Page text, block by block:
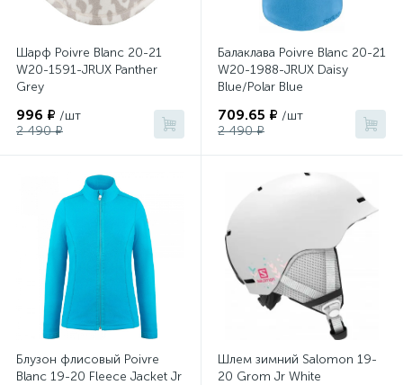
Шарф Poivre Blanc 20-21
W20-1591-JRUX Panther
Grey
996 ₽ /шт
2 490 ₽
Балаклава Poivre Blanc 20-21
W20-1988-JRUX Daisy
Blue/Polar Blue
709.65 ₽ /шт
2 490 ₽
Блузон флисовый Poivre
Blanc 19-20 Fleece Jacket Jr
Шлем зимний Salomon 19-
20 Grom Jr White